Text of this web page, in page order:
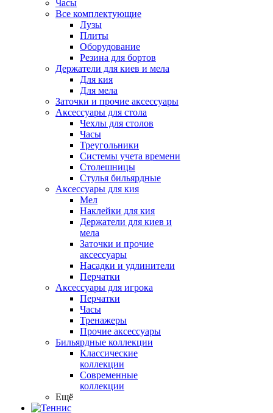
Часы
Все комплектующие
Лузы
Плиты
Оборудование
Резина для бортов
Держатели для киев и мела
Для кия
Для мела
Заточки и прочие аксессуары
Аксессуары для стола
Чехлы для столов
Часы
Треугольники
Системы учета времени
Столешницы
Стулья бильярдные
Аксессуары для кия
Мел
Наклейки для кия
Держатели для киев и
мела
Заточки и прочие
аксессуары
Насадки и удлинители
Перчатки
Аксессуары для игрока
Перчатки
Часы
Тренажеры
Прочие аксессуары
Бильярдные коллекции
Классические
коллекции
Современные
коллекции
Ещё